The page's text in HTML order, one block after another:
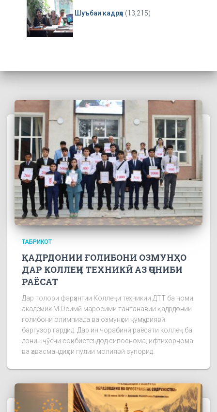
Шуъбаи кадрҳо (13,215)
ТАБРИКОТ
ҚАДРДОНИИ ҒОЛИБОНИ ОЗМУНҲО
ДАР КОЛЛЕҶИ ТЕХНИКӢ АЗ ҶОНИБИ
РАЁСАТ
Дар толори фарҳангии Коллеҷи техникии ДТТ ба номи
академик М.Осимӣ маросими тантанавии қадрдонии
ғолибони олимпиада ва озмунҳои ҷумҳуриявӣ
баргузор гардид. Дар ин чорабинӣ раёсати коллеҷ ба
донишҷӯёни соҳибистеъдод сипоснома, ифтихорнома
ва ҳавасмандиҳои пулии молиявӣ супорид.